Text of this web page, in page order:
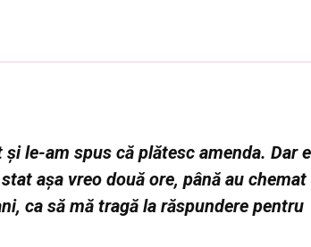
le-am spus că plătesc amenda. Dar
așa vreo două ore, până au chemat
ca să mă tragă la răspundere pentru